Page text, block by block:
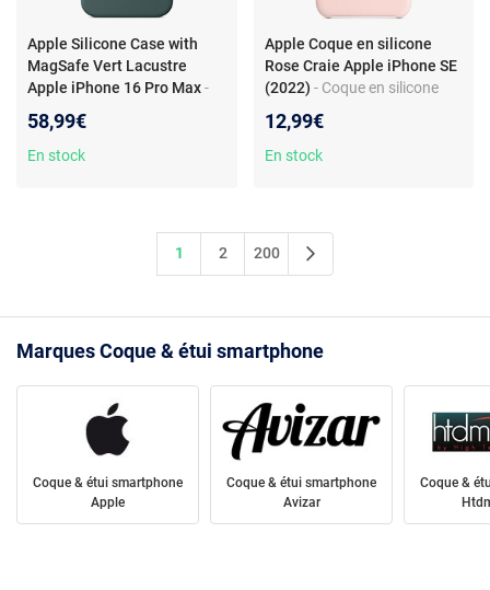
Apple Silicone Case with
MagSafe Vert Lacustre
Apple iPhone 16 Pro Max-
MagSafe pour Apple iPhone
16 Pro Max
58,99€
En stock
Apple Coque en silicone
Rose Craie Apple iPhone SE
(2022) - Coque en silicone
12,99€
En stock
1 2 200
Marques Coque & étui smartphone
Coque & étui smartphone
Apple
Coque & étui smartphone
Avizar
Coque &